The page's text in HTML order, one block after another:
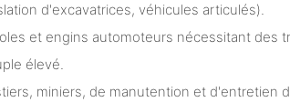
d'excavatrices, véhicules articulés).
et engins automoteurs nécessitant des
élevé.
miniers, de manutention et d'entretien